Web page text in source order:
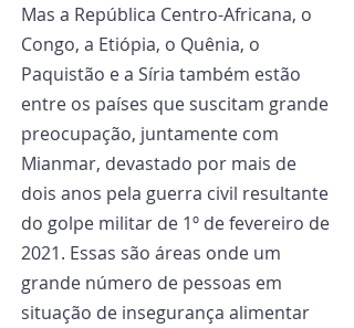
Mas a República Centro-Africana, o
Congo, a Etiópia, o Quênia, o
Paquistão e a Síria também estão
entre os países que suscitam grande
preocupação, juntamente com
Mianmar, devastado por mais de
dois anos pela guerra civil resultante
do golpe militar de 1º de fevereiro de
2021. Essas são áreas onde um
grande número de pessoas em
situação de insegurança alimentar